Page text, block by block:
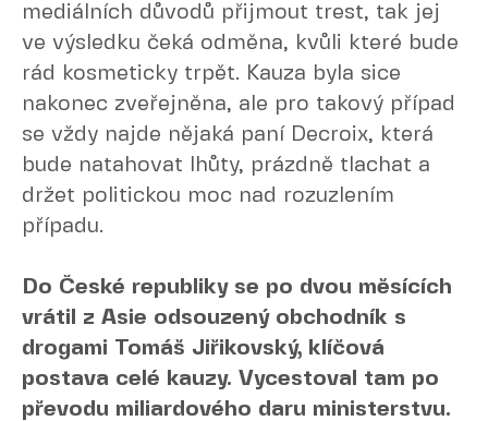
mediálních důvodů přijmout trest, tak jej
ve výsledku čeká odměna, kvůli které bude
rád kosmeticky trpět. Kauza byla sice
nakonec zveřejněna, ale pro takový případ
se vždy najde nějaká paní Decroix, která
bude natahovat lhůty, prázdně tlachat a
držet politickou moc nad rozuzlením
případu.
Do České republiky se po dvou měsících
vrátil z Asie odsouzený obchodník s
drogami Tomáš Jiřikovský, klíčová
postava celé kauzy. Vycestoval tam po
převodu miliardového daru ministerstvu.